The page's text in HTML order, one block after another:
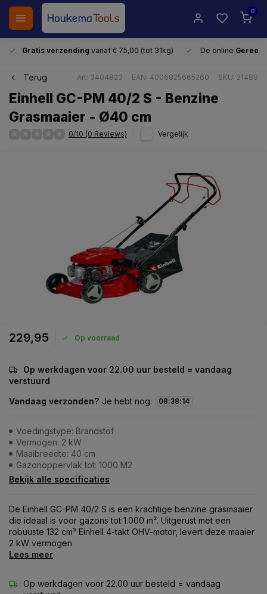
0
Gratis verzending vanaf € 75,00 (tot 31kg) De online
Terug Art: 3404823 EAN: 4006825665260 SKU: 21489
Einhell GC-PM 40/2 S - Benzine
Grasmaaier - Ø40 cm
0/10 (0 Reviews) Vergelijk
229,95 Op voorraad
Op werkdagen voor 22.00 uur besteld = vandaag
verstuurd
Vandaag verzonden? Je hebt nog: 08:38:14
Voedingstype: Brandstof
Vermogen: 2 kW
Maaibreedte: 40 cm
Gazonoppervlak tot: 1000 M2
Bekijk alle specificaties
De Einhell GC-PM 40/2 S is een krachtige benzine grasmaaier
die ideaal is voor gazons tot 1.000 m². Uitgerust met een
robuuste 132 cm³ Einhell 4-takt OHV-motor, levert deze maaier
2 kW vermogen
Lees meer
Op werkdagen voor 22.00 uur besteld = vandaag